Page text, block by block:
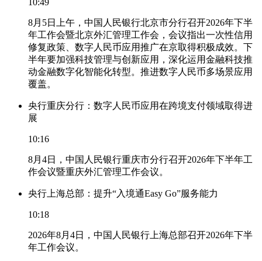
8月5日上午，中国人民银行北京市分行召开2026年下半
年工作会暨北京外汇管理工作会，会议指出一次性信用
修复政策、数字人民币应用推广在京取得积极成效。下
半年要加强科技管理与创新应用，深化运用金融科技推
动金融数字化智能化转型。推进数字人民币多场景应用
覆盖。
央行重庆分行：数字人民币应用在跨境支付领域取得进
展
10:16
8月4日，中国人民银行重庆市分行召开2026年下半年工
作会议暨重庆外汇管理工作会议。
央行上海总部：提升“入境通Easy Go”服务能力
10:18
2026年8月4日，中国人民银行上海总部召开2026年下半
年工作会议。